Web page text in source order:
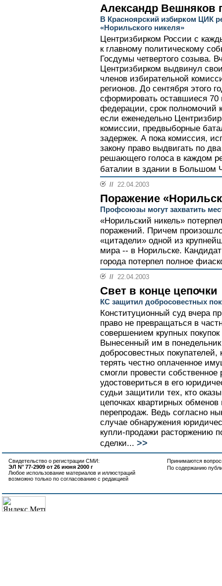
Александр Вешняков
В Красноярский избирком ЦИК
«Норильского никеля»
Центризбирком России с
к главному политическому
Госдумы четвертого созыва.
Центризбирком выдвинул
членов избирательной
регионов. До сентября этого
сформировать оставшиеся 70
федерации, срок полномочий
если еженедельно
комиссии, предвыборные
задержек. А пока комиссия,
закону право выдвигать по
решающего голоса в каждом
баталии в здании в Большом
// 22.04.2003
Поражение
Профсоюзы могут захватить
«Норильский никель»
поражений. Причем
«цитадели» одной из
мира -- в Норильске.
города потерпел полное
// 22.04.2003
Свет в конце цепочки
КС защитил добросовестных
Конституционный суд вчера
право не превращаться в
совершением крупных
Вынесенный им в понедельник
добросовестных
терять честно оплаченное
смогли провести
удостовериться в его
судьи защитили тех, кто
цепочках квартирных
перепродаж. Ведь согласно
случае обнаружения
купли-продажи расторжению
сделки... >>
Свидетельство о регистрации СМИ:
ЭЛ N° 77-2909 от 26 июня 2000 г
Любое использование материалов и иллюстраций
возможно только по согласованию с редакцией
Принимаются
По содержанию